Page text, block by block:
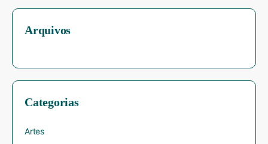
Arquivos
Categorias
Artes